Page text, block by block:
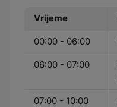
Vrijeme
00:00 - 06:00
06:00 - 07:00
07:00 - 10:00